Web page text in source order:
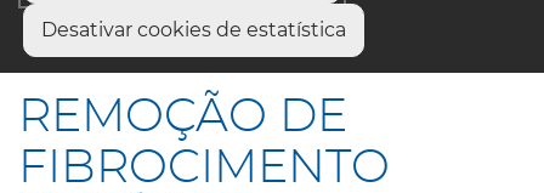
Desativar cookies de estatística
Início
REMOÇÃO DE FIBROCIMENTO EDIFÍCIOS ESCOLARES
REMOÇÃO DE
FIBROCIMENTO